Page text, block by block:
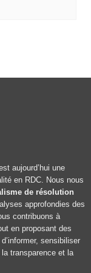
aujourd’hui une
en RDC. Nous nous
de résolution
approfondies des
contribuons à
en proposant des
sensibiliser
transparence et la